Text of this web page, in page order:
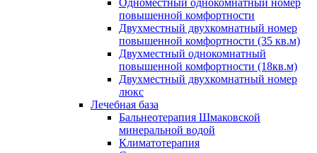
Одноместный однокомнатный номер
повышенной комфортности
Двухместный двухкомнатный номер
повышенной комфортности (35 кв.м)
Двухместный однокомнатный
повышенной комфортности (18кв.м)
Двухместный двухкомнатный номер
люкс
Лечебная база
Бальнеотерапия Шмаковской
минеральной водой
Климатотерапия